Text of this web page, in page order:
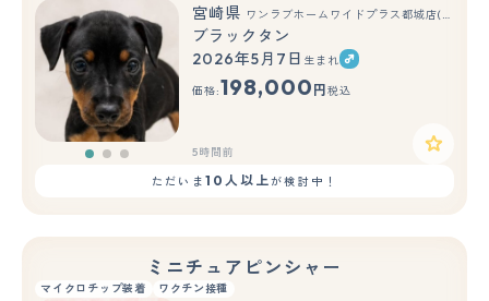
もっと見る
宮崎県 ワンラブホームワイドプラス都城店(FC)
ブラックタン
2026年5月7日 生まれ
価格:198,000 円 税込
5時間前
ただいま 10人以上が検討中！
ミニチュアピンシャー
マイクロチップ装着 ワクチン接種